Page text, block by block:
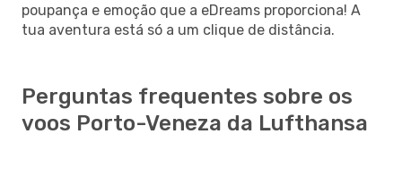
poupança e emoção que a eDreams proporciona! A
tua aventura está só a um clique de distância.
Perguntas frequentes sobre os
voos Porto-Veneza da Lufthansa